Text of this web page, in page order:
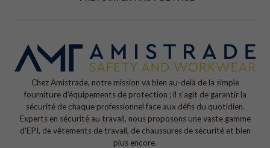
Chez Amistrade, notre mission va bien au-delà de la simple
fourniture d'équipements de protection ; il s'agit de garantir la
sécurité de chaque professionnel face aux défis du quotidien.
Experts en sécurité au travail, nous proposons une vaste gamme
d'EPI, de vêtements de travail, de chaussures de sécurité et bien
plus encore.